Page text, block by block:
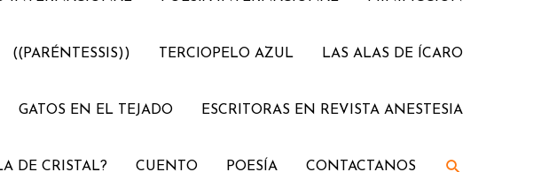
((PARÉNTESSIS)) TERCIOPELO AZUL LAS ALAS DE ÍCARO
GATOS EN EL TEJADO ESCRITORAS EN REVISTA ANESTESIA
DE CRISTAL? CUENTO POESÍA CONTACTANOS Buscar